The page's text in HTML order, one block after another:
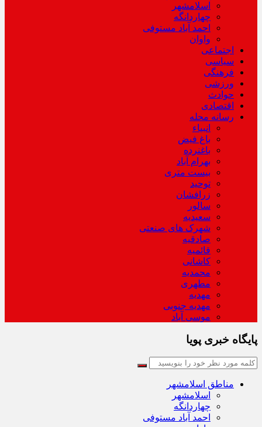
اسلامشهر
چهاردانگه
احمد آباد مستوفی
واوان
اجتماعی
سیاسی
فرهنگی
ورزشی
حوادث
اقتصادی
رسانه محله
انبیاء
باغ فیض
باغنرده
بهرام آباد
بیست متری
توحید
زرافشان
سالور
سعیدیه
شهرک های صنعتی
صادقیه
قائمیه
کاشانی
محمدیه
مطهری
مهدیه
مهدیه جنوبی
موسی آباد
پایگاه خبری پویا
مناطق اسلامشهر
اسلامشهر
چهاردانگه
احمد آباد مستوفی